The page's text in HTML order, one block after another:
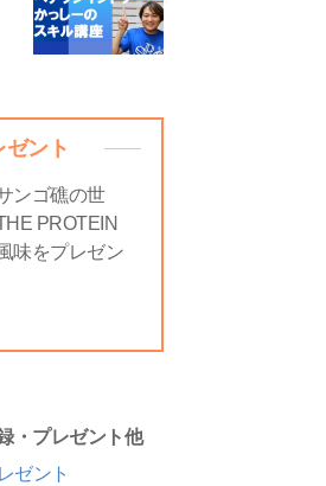
ント
ンゴ礁の世
PROTEIN
味をプレゼン
・プレゼント他
ゼント